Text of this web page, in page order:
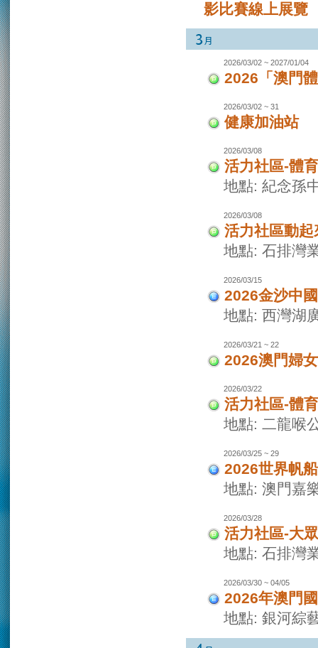
影比賽線上展覽
2026/03/02 ~ 2027/01/04
2026「澳門
2026/03/02 ~ 31
健康加油站
2026/03/08
活力社區-體
地點: 紀念孫
2026/03/08
活力社區動
地點: 石排灣
2026/03/15
2026金沙中
地點: 西灣湖
2026/03/21 ~ 22
2026澳門婦
2026/03/22
活力社區-體
地點: 二龍喉
2026/03/25 ~ 29
2026世界帆
地點: 澳門嘉
2026/03/28
活力社區-大
地點: 石排灣
2026/03/30 ~ 04/05
2026年澳門
地點: 銀河綜